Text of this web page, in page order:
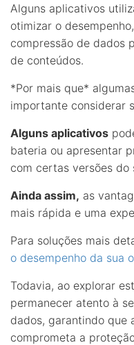
Alguns aplicativos
otimizar o
compressão de dados
de conteúdos.
*Por mais que*
importante considerar
Alguns aplicativos
bateria ou apresentar
com certas versões do
Ainda assim, as
mais rápida e uma
Para soluções mais
o desempenho da sua
Todavia, ao explorar
permanecer atento à
dados, garantindo que
comprometa a